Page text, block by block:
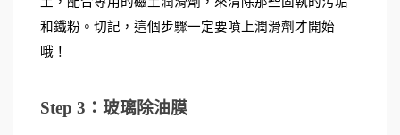
和鐵粉。切記，這個步驟一定要噴上潤滑劑才開始
哦！
Step 3：玻璃除油膜